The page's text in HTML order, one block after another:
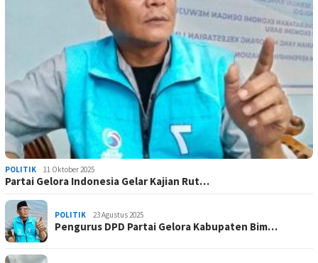
POLITIK 11 Oktober 2025
Partai Gelora Indonesia Gelar Kajian Rut…
POLITIK 23 Agustus 2025
Pengurus DPD Partai Gelora Kabupaten Bim…